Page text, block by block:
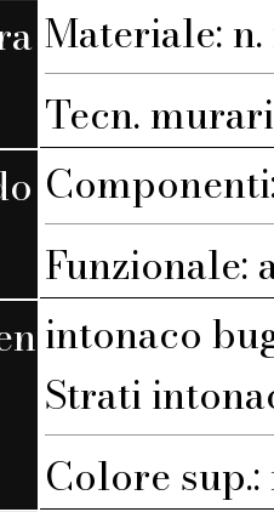
Materiale: n.
Tecn.
Funzionale:
intonaco
Strati
Colore